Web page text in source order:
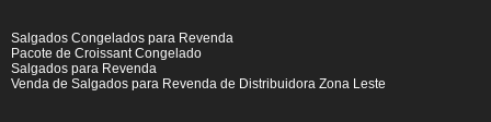
Salgados Congelados para Revenda
Pacote de Croissant Congelado
Salgados para Revenda
Venda de Salgados para Revenda de Distribuidora Zona Leste